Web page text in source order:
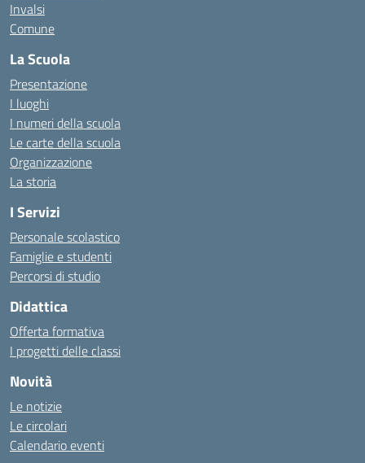
Invalsi
Comune
La Scuola
Presentazione
I luoghi
I numeri della scuola
Le carte della scuola
Organizzazione
La storia
I Servizi
Personale scolastico
Famiglie e studenti
Percorsi di studio
Didattica
Offerta formativa
I progetti delle classi
Novità
Le notizie
Le circolari
Calendario eventi